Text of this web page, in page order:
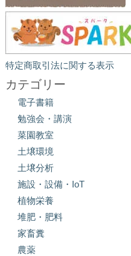
特定商取引法に関する表示
カテゴリー
電子書籍
勉強会・講演
菜園教室
土壌環境
土壌分析
施設・設備・IoT
植物栄養
堆肥・肥料
家畜糞
農薬